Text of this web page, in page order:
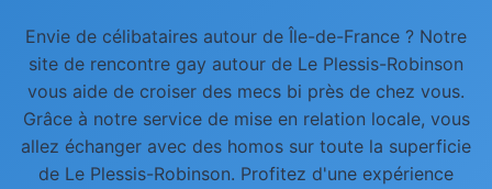
Envie de célibataires autour de Île-de-France ? Notre
site de rencontre gay autour de Le Plessis-Robinson
vous aide de croiser des mecs bi près de chez vous.
Grâce à notre service de mise en relation locale, vous
allez échanger avec des homos sur toute la superficie
de Le Plessis-Robinson. Profitez d'une expérience